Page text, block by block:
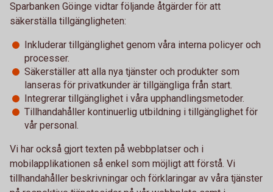
Sparbanken Göinge vidtar följande åtgärder för att
säkerställa tillgängligheten:
Inkluderar tillgänglighet genom våra interna policyer och
processer.
Säkerställer att alla nya tjänster och produkter som
lanseras för privatkunder är tillgängliga från start.
Integrerar tillgänglighet i våra upphandlingsmetoder.
Tillhandahåller kontinuerlig utbildning i tillgänglighet för
vår personal.
Vi har också gjort texten på webbplatser och i
mobilapplikationen så enkel som möjligt att förstå. Vi
tillhandahåller beskrivningar och förklaringar av våra tjänster